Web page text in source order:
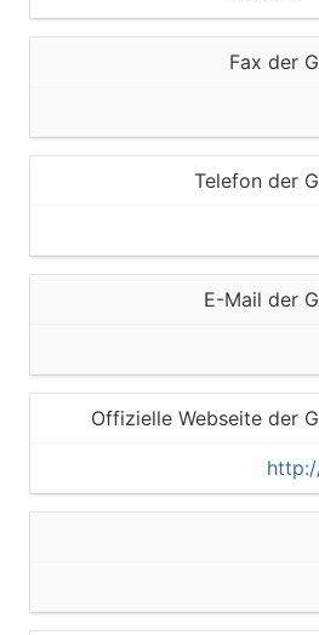
Fax der
Telefon der
E-Mail der
Offizielle Webseite der